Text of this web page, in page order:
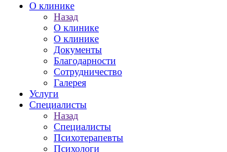
О клинике
Назад
О клинике
О клинике
Документы
Благодарности
Сотрудничество
Галерея
Услуги
Специалисты
Назад
Специалисты
Психотерапевты
Психологи